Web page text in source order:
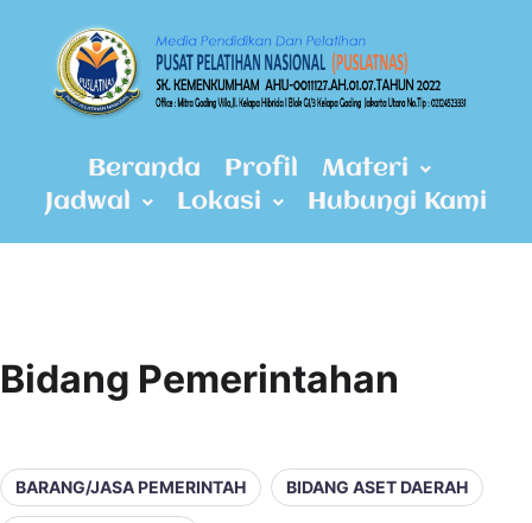
Beranda Profil
Materi
Jadwal
Lokasi Hubungi Kami
Bidang Pemerintahan
BARANG/JASA PEMERINTAH BIDANG ASET DAERAH